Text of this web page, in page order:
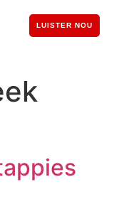
LUISTER NOU